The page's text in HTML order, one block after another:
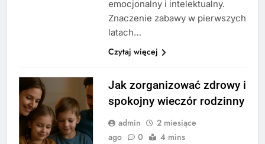
emocjonalny i intelektualny.
Znaczenie zabawy w pierwszych
latach…
Czytaj więcej
Jak zorganizować zdrowy i
spokojny wieczór rodzinny
admin
2 miesiące
ago
0 4 mins